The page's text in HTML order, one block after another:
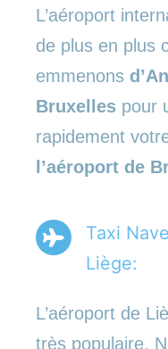
L’aéroport
de plus en plus
emmenons
Bruxelles pour
rapidement
l’aéroport de
Taxi
Liège:
L’aéroport de
très populaire.